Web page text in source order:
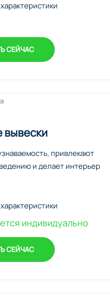
СЕЙЧАС
привлекают
и делает интерьер
индивидуально
СЕЙЧАС